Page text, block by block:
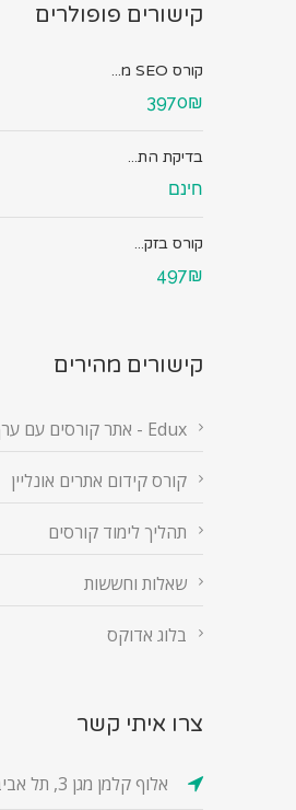
קישורים פופולרים
קורס SEO מ...
3970₪
בדיקת הת...
חינם
קורס בזק...
497₪
קישורים מהירים
Edux - אתר קורסים עם ערך
קורס קידום אתרים אונליין
תהליך לימוד קורסים
שאלות וחששות
בלוג אדוקס
צרו איתי קשר
אלוף קלמן מגן 3, תל אביב-יפו